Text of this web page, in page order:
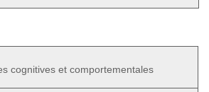
cognitives et comportementales